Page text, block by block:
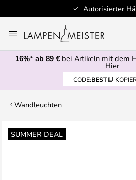
Autorisierter
Inhalt
springen
16%* ab 89 € bei Artikeln mit dem
Hier
CODE:BEST
Wandleuchten
SUMMER DEAL
Zum
Ende